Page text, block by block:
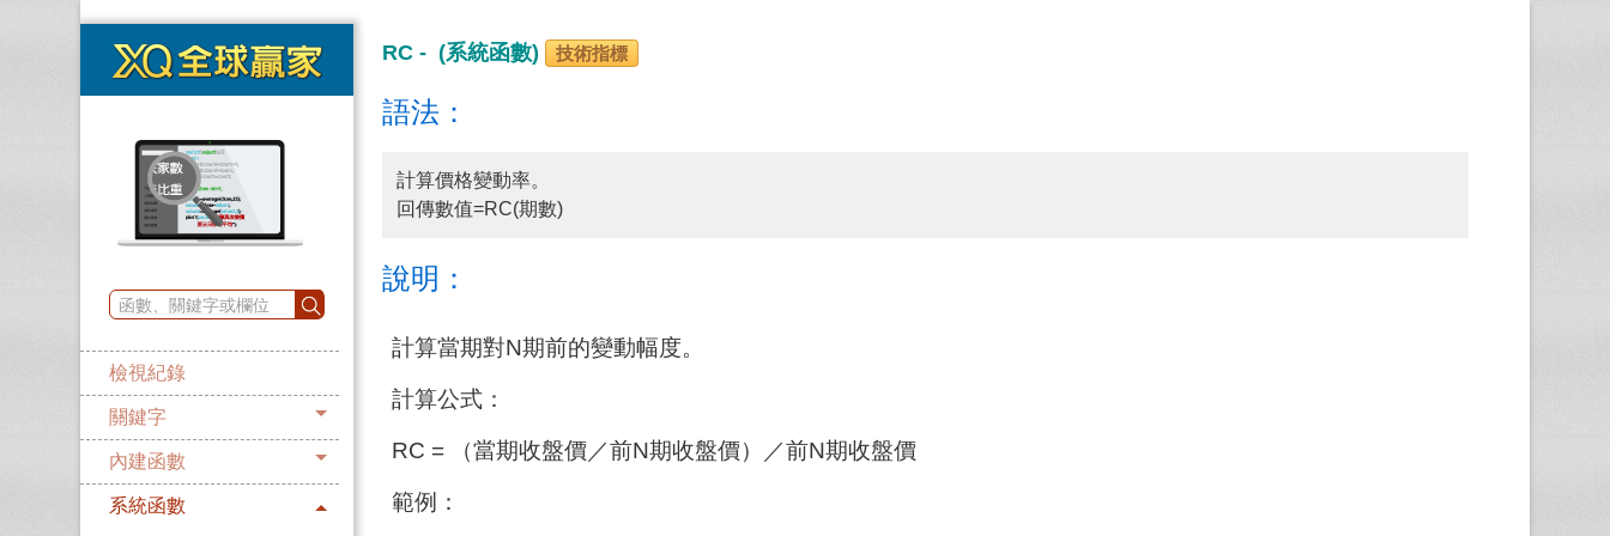
檢視紀錄
關鍵字
內建函數
系統函數
RC - (系統函數) 技術指標
語法：
計算價格變動率。
回傳數值=RC(期數)
說明：
計算當期對N期前的變動幅度。
計算公式：
RC = （當期收盤價／前N期收盤價）／前N期收盤價
範例：